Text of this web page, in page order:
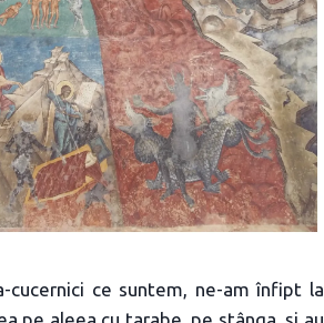
ce suntem, ne-am înfipt la
pe aleea cu tarabe, pe stânga, şi au